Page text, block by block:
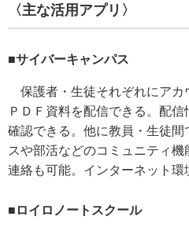
〈主な活用アプリ〉
■サイバーキャンパス
保護者・生徒それぞれにア
ＰＤＦ資料を配信できる。配
確認できる。他に教員・生徒
スや部活などのコミュニティ
連絡も可能。インターネット環
■ロイロノートスクール